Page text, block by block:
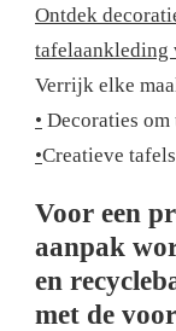
Ontdek
tafelaankleding
Verrijk elke
• Decoraties
•Creatieve
Voor een
aanpak
en
met de